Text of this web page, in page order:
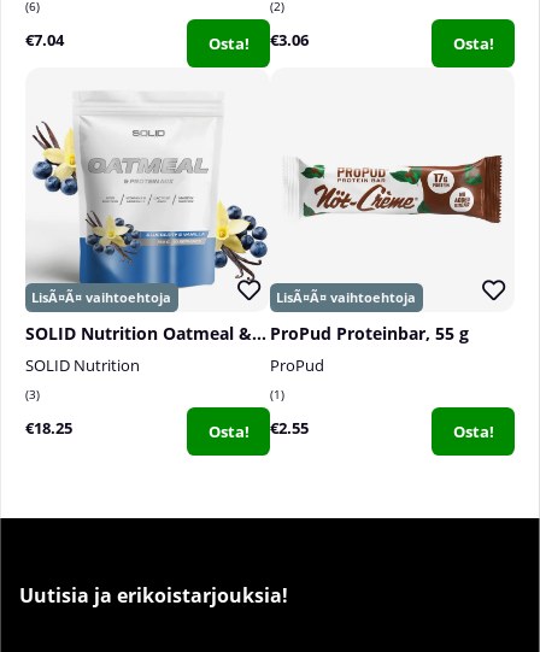
6
€7.04 Osta!
2
€3.06 Osta!
SOLID Nutrition Oatmeal & Protein Mix, 750 g
SOLID Nutrition
3
€18.25 Osta!
ProPud Proteinbar, 55 g
ProPud
1
€2.55 Osta!
Uutisia ja erikoistarjouksia!